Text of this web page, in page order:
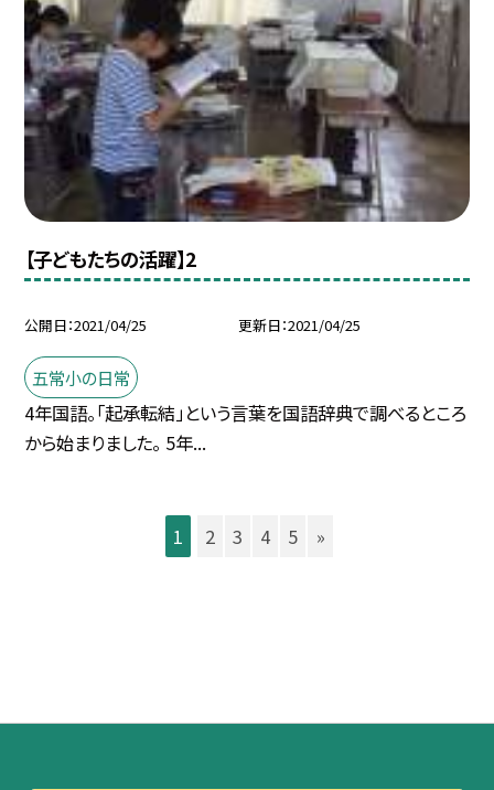
【子どもたちの活躍】2
公開日 2021/04/25 更新日 2021/04/25
五常小の日常
4年国語。「起承転結」という言葉を国語辞典で調べるところ
から始まりました。 5年...
1 2 3 4 5 »